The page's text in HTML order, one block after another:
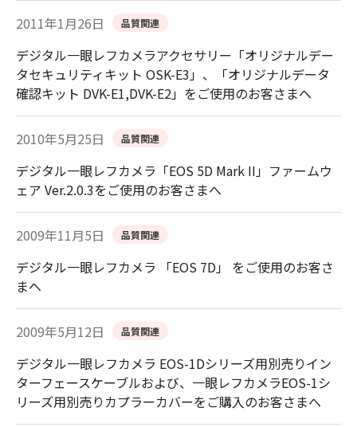
2011年1月26日 品質関連
デジタル一眼レフカメラアクセサリー「オリジナルデー
タセキュリティキット OSK-E3」、「オリジナルデータ
確認キット DVK-E1,DVK-E2」をご使用のお客さまへ
2010年5月25日 品質関連
デジタル一眼レフカメラ「EOS 5D Mark II」ファームウ
ェア Ver.2.0.3をご使用のお客さまへ
2009年11月5日 品質関連
デジタル一眼レフカメラ 「EOS 7D」 をご使用のお客さ
まへ
2009年5月12日 品質関連
デジタル一眼レフカメラ EOS-1Dシリーズ用別売りイン
ターフェースケーブルおよび、一眼レフカメラEOS-1シ
リーズ用別売りカプラーカバーをご購入のお客さまへ